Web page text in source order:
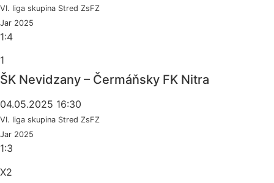
VI. liga skupina Stred ZsFZ
Jar 2025
1:4
1
ŠK Nevidzany – Čermáňsky FK Nitra
04.05.2025 16:30
VI. liga skupina Stred ZsFZ
Jar 2025
1:3
X2